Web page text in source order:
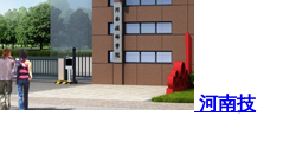
河南技